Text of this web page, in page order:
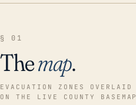
§ 01
Themap.
EVACUATION ZONES OVERLAID
ON THE LIVE COUNTY BASEMAP